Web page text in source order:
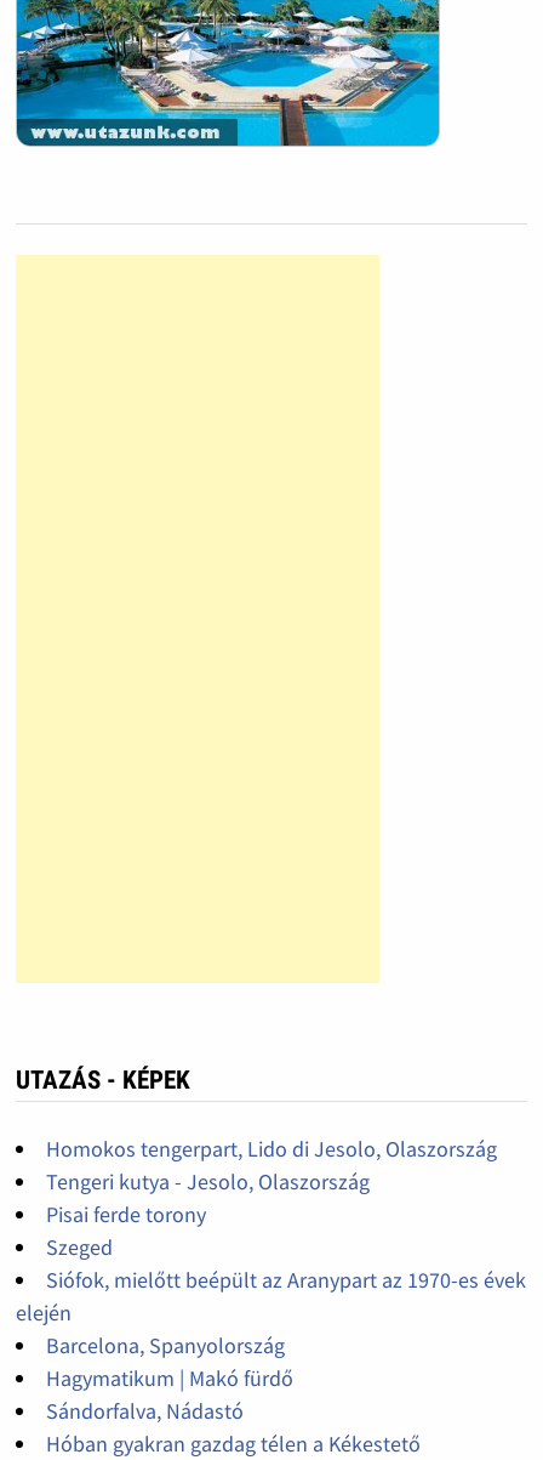
UTAZÁS - KÉPEK
Homokos tengerpart, Lido di Jesolo, Olaszország
Tengeri kutya - Jesolo, Olaszország
Pisai ferde torony
Szeged
Siófok, mielőtt beépült az Aranypart az 1970-es évek
elején
Barcelona, Spanyolország
Hagymatikum | Makó fürdő
Sándorfalva, Nádastó
Hóban gyakran gazdag télen a Kékestető